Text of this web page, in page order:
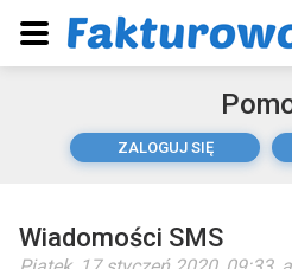
ZALOGUJ SIĘ
Wiadomości SMS